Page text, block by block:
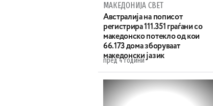
МАКЕДОНИЈА СВЕТ
Австралија на пописот
регистрира 111.351 граѓани со
македонско потекло од кои
66.173 дома зборуваат
македонски јазик
пред 4 години